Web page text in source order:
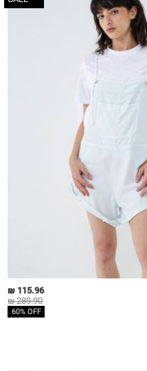
115.96 ₪
289.90 ₪
60% OFF